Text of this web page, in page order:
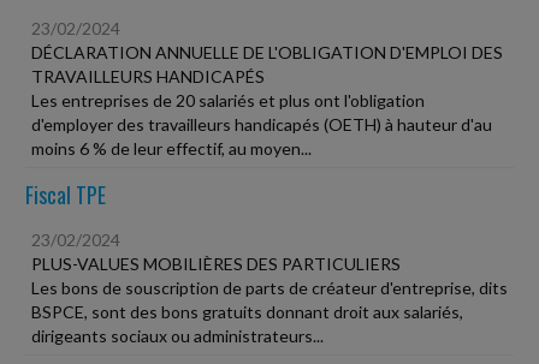
23/02/2024
DÉCLARATION ANNUELLE DE L'OBLIGATION D'EMPLOI DES
TRAVAILLEURS HANDICAPÉS
Les entreprises de 20 salariés et plus ont l'obligation
d'employer des travailleurs handicapés (OETH) à hauteur d'au
moins 6 % de leur effectif, au moyen...
Fiscal TPE
23/02/2024
PLUS-VALUES MOBILIÈRES DES PARTICULIERS
Les bons de souscription de parts de créateur d'entreprise, dits
BSPCE, sont des bons gratuits donnant droit aux salariés,
dirigeants sociaux ou administrateurs...